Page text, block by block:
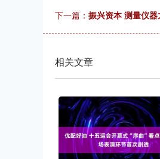
下一篇： 振兴资本 测量仪
相关文章